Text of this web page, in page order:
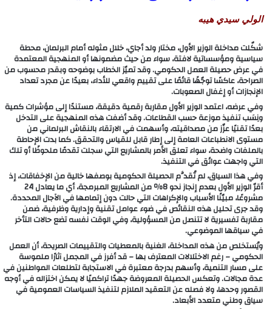
الولي سيدي هيبه
شكّلت مداخلة الوزير الأول، مختار ولد أجاي، خلال مثوله أمام البرلمان، محطة
سياسية ومؤسساتية لافتة، سواء من حيث مضمونها أو المنهجية المعتمدة
في عرض حصيلة العمل الحكومي. وقد تميّز الخطاب بوضوحه وبقدر محسوب من
الصراحة، عاكسًا توجّهًا قائمًا على تقييم واقعي للأداء، بعيدًا عن مجرد تعداد
الإنجازات أو إغفال الصعوبات.
وفي عرضه، اعتمد الوزير الأول مقاربة رقمية دقيقة، مستندًا إلى مؤشرات كمية
ونِسَب تنفيذ موزعة حسب القطاعات. وقد أضفت هذه المنهجية على التدخل
بعدًا تقنيًا عزّز من مصداقيته، وأسهمت في الارتقاء بالنقاش البرلماني من
مستوى الانطباعات العامة إلى إطار قابل للقياس والتحقق. كما بدت الإحاطة
بالملفات واضحة، سواء تعلق الأمر بالمشاريع التي سجلت تقدمًا ملحوظًا أو تلك
التي واجهت عوائق في التنفيذ.
وفي هذا السياق، لم تُقدَّم الحصيلة الحكومية بوصفها خالية من الإخفاقات، إذ
أقرّ الوزير الأول بعدم إنجاز نحو 8٪ من المشاريع المبرمجة، أي ما يعادل 24
مشروعًا، مبيّنًا الأسباب والإكراهات التي حالت دون إتمامها في الآجال المحددة.
وقد جرى تحليل هذه النقائص في ضوء عوامل تقنية وإدارية وظرفية، ضمن
مقاربة تفسيرية لا تتنصل من المسؤولية، وفي الوقت نفسه تضع حالات التأخر
في سياقها الموضوعي.
ويُستخلص من هذه المداخلة، الغنية بالمعطيات والتقييمات الصريحة، أن العمل
الحكومي – رغم الاختلالات المعترف بها – قد أفرز في المجمل آثارًا ملموسة
على مسار التنمية، وأسهم بدرجة معتبرة في الاستجابة لتطلعات المواطنين في
عدة مجالات. وتعكس الحصيلة المعروضة جهدًا تراكميًا لا يمكن اختزاله في أوجه
القصور وحدها، ولا فصله عن التعقيد الملازم لتنفيذ السياسات العمومية في
سياق وطني متعدد الأبعاد.